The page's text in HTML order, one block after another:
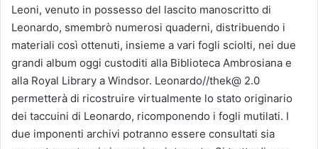
Leoni, venuto in possesso del lascito manoscritto di
Leonardo, smembrò numerosi quaderni, distribuendo i
materiali così ottenuti, insieme a vari fogli sciolti, nei due
grandi album oggi custoditi alla Biblioteca Ambrosiana e
alla Royal Library a Windsor. Leonardo//thek@ 2.0
permetterà di ricostruire virtualmente lo stato originario
dei taccuini di Leonardo, ricomponendo i fogli mutilati. I
due imponenti archivi potranno essere consultati sia